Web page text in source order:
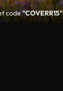
code"COVERR15"